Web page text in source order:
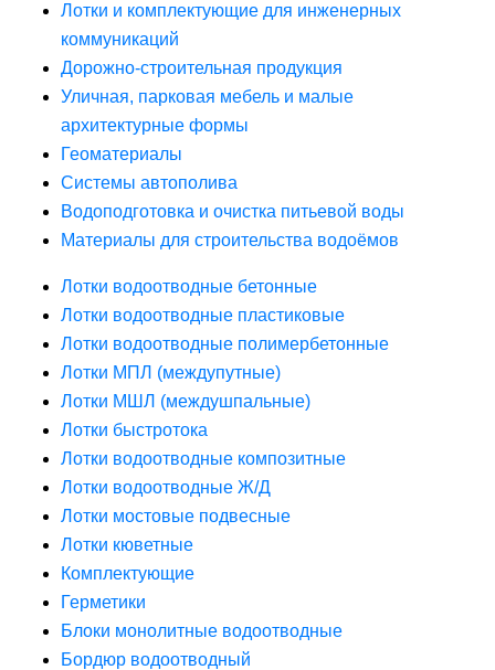
Лотки и комплектующие для инженерных
коммуникаций
Дорожно-строительная продукция
Уличная, парковая мебель и малые
архитектурные формы
Геоматериалы
Системы автополива
Водоподготовка и очистка питьевой воды
Материалы для строительства водоёмов
Лотки водоотводные бетонные
Лотки водоотводные пластиковые
Лотки водоотводные полимербетонные
Лотки МПЛ (междупутные)
Лотки МШЛ (междушпальные)
Лотки быстротока
Лотки водоотводные композитные
Лотки водоотводные Ж/Д
Лотки мостовые подвесные
Лотки кюветные
Комплектующие
Герметики
Блоки монолитные водоотводные
Бордюр водоотводный